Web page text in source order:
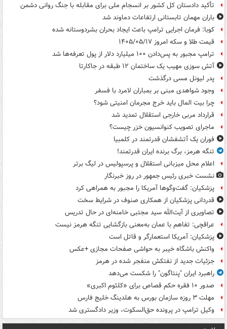
تأکید دادستان کل کشور بر انسجام ملی برای مقابله با جنگ روانی دشمن
باران مهمان تابستانی ارتفاعات دماوند شد
کوبا: فرمان اجرایی ترامپ باعث ایجاد بحران بشردوستانه شده
قیمت طلا و سکه امروز ۱۴۰۵/۰۵/۱۷
ترامپ مجبور به پس‌دادن ۱۰۰ میلیارد دلار از پول تعرفه‌ها شد
آتش سوزی مهیب یک ساختمان ۱۲ طبقه در جاکارتا
پدر لیونل مسی درگذشت
وجود شواهدی مبنی بر بمباران لامرد با فسفر
چرا بیت المال باید خرج مجرمان امنیتی شود؟
قرارداد مربی خارجی استقلال تمدید شد
ماجرای تصویب کنوانسیون خزر چیست؟
فوران یک آتشفشان قدرتمند در کلمبیا
تنگه هرمز، برگ برنده ایران قدرتمند!
اعلام محل میزبانی استقلال و پرسپولیس در لیگ برتر
نشست خبری رئیس جمهور در روز خبرنگار
پزشکیان: گفت‌وگوها آمریکا را مجبور به همراهی کرد
قدردانی پزشکیان از همکاری صنوف در شرایط سخت
تصاویری از آیت‌الله سید مجتبی خامنه‌ای در حال تدریس
عراقچی: تفاهم با عمان به‌معنی بازگشایی تنگه هرمز نیست
پزشکیان: آمریکا استعمارگر و قاتل است
واکنش باشگاه خیبر به حواشی صفحات مجازی +عکس
جزئیات جدید از نفتکش منفجر شده در هرمز
راهبرد ایران "پنتاگون" را شکست می‌دهد
صدور ۱۰ فقره حکم قصاص برای «کلثوم اکبری»
مهلت ۳ روزه سازمان بورس به هلدینگ خلیج فارس
وکیل ترامپ در پرونده حق‌السکوت، وزیر دادگستری شد